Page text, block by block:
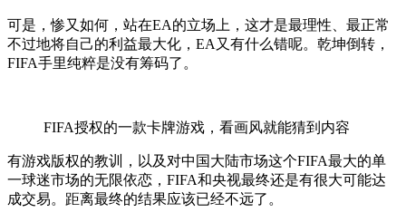
可是，惨又如何，站在EA的立场上，这才是最理性、最正常
不过地将自己的利益最大化，EA又有什么错呢。乾坤倒转，
FIFA手里纯粹是没有筹码了。
FIFA授权的一款卡牌游戏，看画风就能猜到内容
有游戏版权的教训，以及对中国大陆市场这个FIFA最大的单
一球迷市场的无限依恋，FIFA和央视最终还是有很大可能达
成交易。距离最终的结果应该已经不远了。